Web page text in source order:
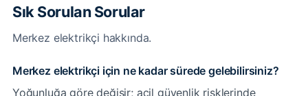
Sık Sorulan Sorular
Merkez elektrikçi hakkında.
Merkez elektrikçi için ne kadar sürede gelebilirsiniz?
Yoğunluğa göre değişir; acil güvenlik risklerinde